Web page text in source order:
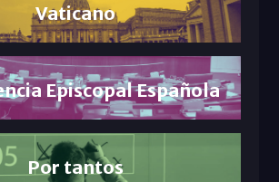
Vaticano
Episcopal Española
Por tantos